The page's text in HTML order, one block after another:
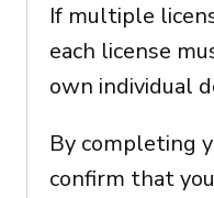
If multiple
each license
own individual
By completing
confirm that